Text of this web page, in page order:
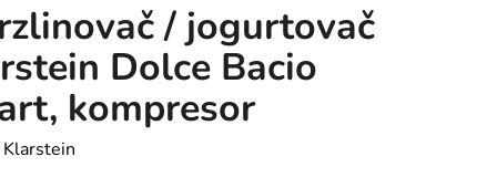
/ jogurtovač
Dolce Bacio
kompresor
Klarstein